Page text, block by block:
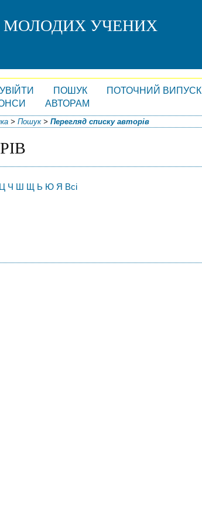
МОЛОДИХ УЧЕНИХ
УВІЙТИ ПОШУК ПОТОЧНИЙ ВИПУСК
АВТОРАМ
>Пошук>Перегляд списку авторів
Ц Ч Ш Щ Ь Ю Я Всі